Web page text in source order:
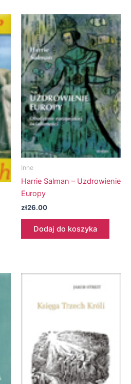
Inne
Harrie Salman – Uzdrowienie
Europy
zł26.00
Dodaj do koszyka